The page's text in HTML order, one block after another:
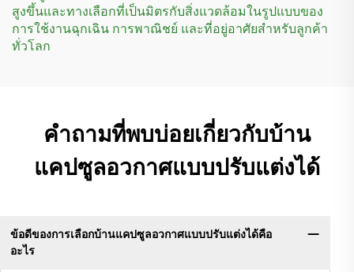
สูงขึ้นและทางเลือกที่เป็นมิตรกับสิ่งแวดล้อมในรูปแบบของ
การใช้งานฉุกเฉิน การพาณิชย์ และที่อยู่อาศัยสำหรับลูกค้า
ทั่วโลก
คำถามที่พบบ่อยเกี่ยวกับบ้าน
แคปซูลอวกาศแบบปรับแต่งได้
ข้อดีของการเลือกบ้านแคปซูลอวกาศแบบปรับแต่งได้คือ
อะไร